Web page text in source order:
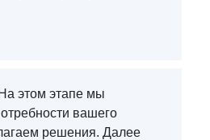
этом этапе мы
вашего
решения. Далее